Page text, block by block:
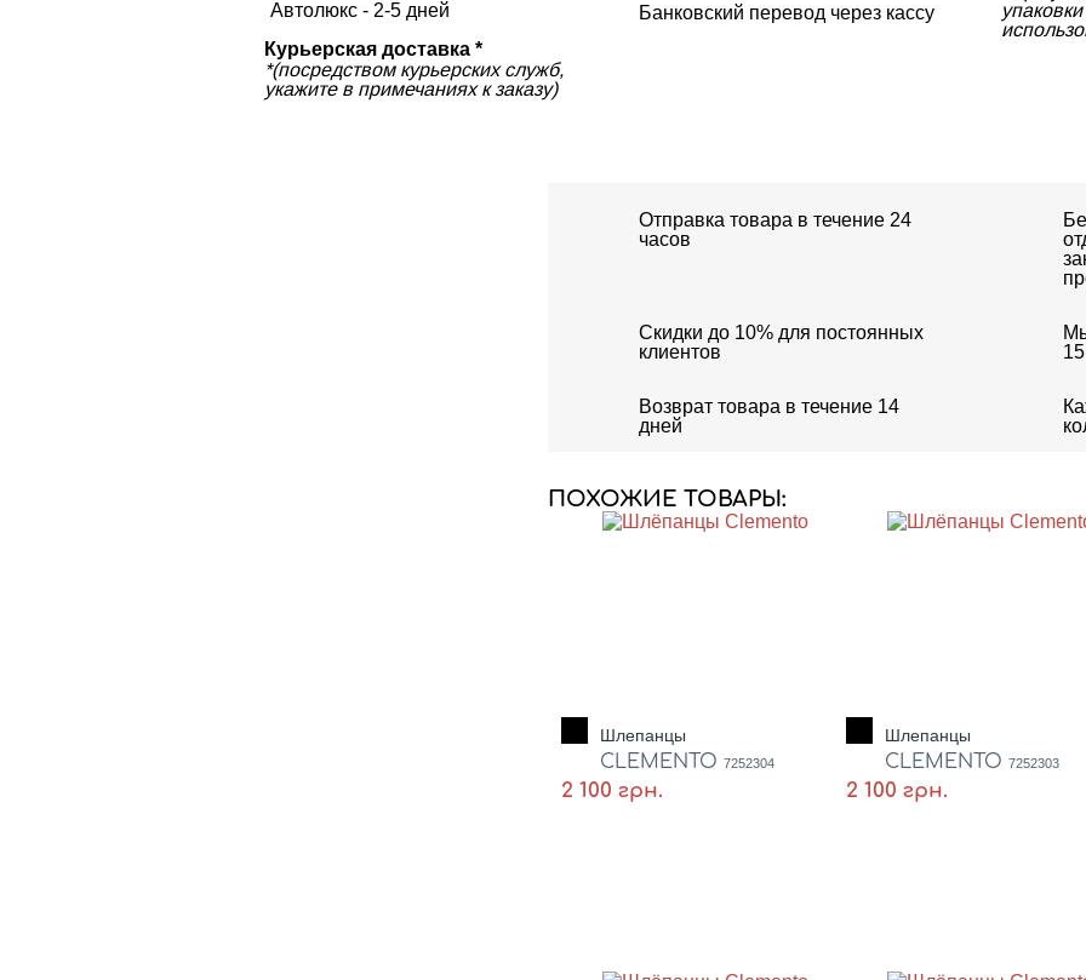
Автолюкс - 2-5 дней
Курьерская доставка *
*(посредством курьерских служб,
укажите в примечаниях к заказу)
Банковский перевод через кассу
Отправка товара в течение 24
часов
Скидки до 10% для постоянных
клиентов
Возврат товара в течение 14
дней
ПОХОЖИЕ ТОВАРЫ:
Шлепанцы
CLEMENTO 7252304
2 100 грн.
Шлепанцы
CLEMENTO 7252303
2 100 грн.